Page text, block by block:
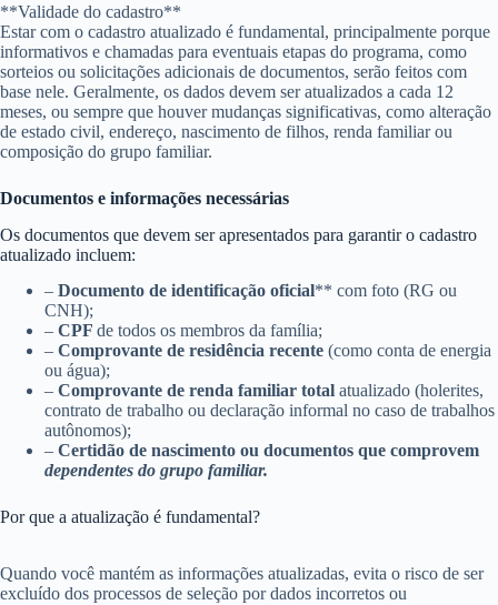
**Validade do cadastro**
Estar com o cadastro atualizado é fundamental, principalmente porque
informativos e chamadas para eventuais etapas do programa, como
sorteios ou solicitações adicionais de documentos, serão feitos com
base nele. Geralmente, os dados devem ser atualizados a cada 12
meses, ou sempre que houver mudanças significativas, como alteração
de estado civil, endereço, nascimento de filhos, renda familiar ou
composição do grupo familiar.
Documentos e informações necessárias
Os documentos que devem ser apresentados para garantir o cadastro
atualizado incluem:
– Documento de identificação oficial** com foto (RG ou
CNH);
– CPF de todos os membros da família;
– Comprovante de residência recente (como conta de energia
ou água);
– Comprovante de renda familiar total atualizado (holerites,
contrato de trabalho ou declaração informal no caso de trabalhos
autônomos);
– Certidão de nascimento ou documentos que comprovem
dependentes do grupo familiar.
Por que a atualização é fundamental?
Quando você mantém as informações atualizadas, evita o risco de ser
excluído dos processos de seleção por dados incorretos ou